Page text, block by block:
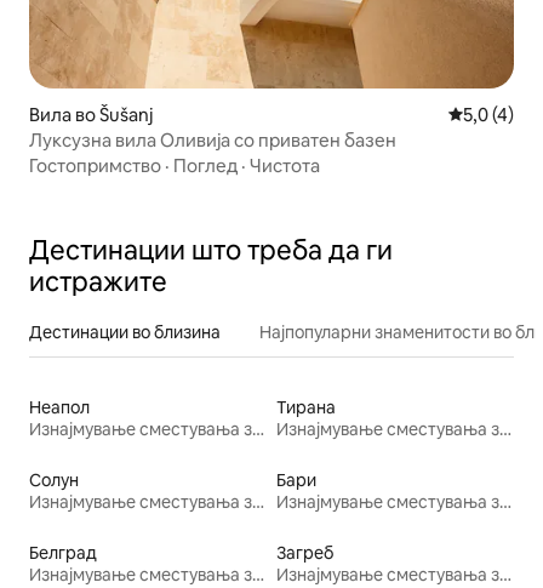
Вила во Šušanj Просечна
5,0 (4)
Луксузна вила Оливија со приватен базен
Гостопримство · Поглед · Чистота
Дестинации што треба да ги
истражите
Дестинации во близина Најпопуларни знаменитости во
Неапол
Изнајмување сместувања за одмор
Тирана
Изнајмување сместувања за одмор
Солун
Изнајмување сместувања за одмор
Бари
Изнајмување сместувања за одмор
Белград
Изнајмување сместувања за одмор
Загреб
Изнајмување сместувања за одмор